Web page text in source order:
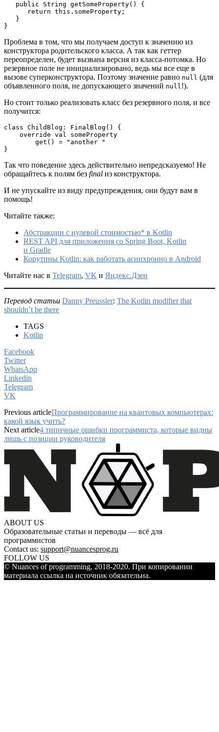
}
Проблема в том, что мы получаем доступ к значению из
конструктора родительского класса. А так как геттер
переопределен, будет вызвана версия из класса-потомка. Но
резервное поле не инициализировано, ведь мы все еще в
вызове суперконструктора. Поэтому значение равно null (для
объявленного поля, не допускающего значений null !).
Но стоит только реализовать класс без резервного поля, и все
получится:
class ChildBlog: FinalBlog() {
}
Так что поведение здесь действительно непредсказуемо! Не
обращайтесь к полям без final из конструктора.
И не упускайте из виду предупреждения, они будут вам в
помощь!
Читайте также:
Абстракции с нулевой стоимостью* в Kotlin
REST API для приложения со Spring Boot, Kotlin
и Gradle
Корутины Kotlin: как работать асинхронно в Android
Читайте нас в Telegram, VK и Яндекс.Дзен
Перевод статьи Danny Preussler: The Kotlin modifier that
shouldn’t be there
TAGS
Kotlin
Facebook
Twitter
WhatsApp
Linkedin
Telegram
VK
Previous articleПрограммирование на квантовых компьютерах:
какой язык учить?
Next article4 типичные ошибки программиста, которые видны
лишь с позиции руководителя
ABOUT US
Образовательные статьи и переводы — всё для
программистов
Contact us: support@nuancesprog.ru
FOLLOW US
© Nuances of programming, 2018-2020. При копировании
материала ссылка на источник обязательна.